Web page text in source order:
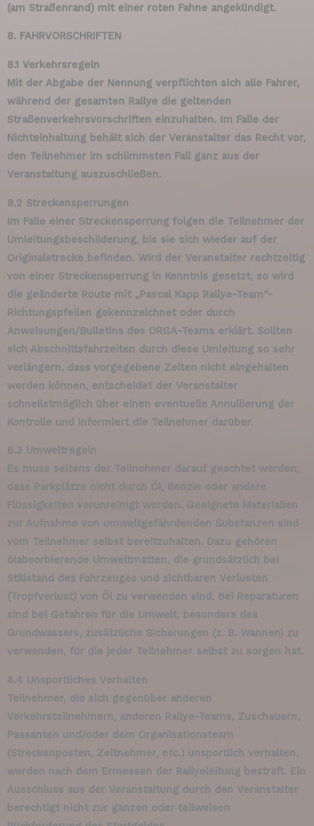
(am Straßenrand) mit einer roten Fahne angekündigt.
8. FAHRVORSCHRIFTEN
8.1 Verkehrsregeln
Mit der Abgabe der Nennung verpflichten sich alle Fahrer,
während der gesamten Rallye die geltenden
Straßenverkehrsvorschriften einzuhalten. Im Falle der
Nichteinhaltung behält sich der Veranstalter das Recht vor,
den Teilnehmer im schlimmsten Fall ganz aus der
Veranstaltung auszuschließen.
8.2 Streckensperrungen
Im Falle einer Streckensperrung folgen die Teilnehmer der
Umleitungsbeschilderung, bis sie sich wieder auf der
Originalstrecke befinden. Wird der Veranstalter rechtzeitig
von einer Streckensperrung in Kenntnis gesetzt, so wird
die geänderte Route mit „Pascal Kapp Rallye-Team“-
Richtungspfeilen gekennzeichnet oder durch
Anweisungen/Bulletins des ORGA-Teams erklärt. Sollten
sich Abschnittsfahrzeiten durch diese Umleitung so sehr
verlängern, dass vorgegebene Zeiten nicht eingehalten
werden können, entscheidet der Veranstalter
schnellstmöglich über einen eventuelle Annullierung der
Kontrolle und informiert die Teilnehmer darüber.
8.3 Umweltregeln
Es muss seitens der Teilnehmer darauf geachtet werden,
dass Parkplätze nicht durch Öl, Benzin oder andere
Flüssigkeiten verunreinigt werden. Geeignete Materialien
zur Aufnahme von umweltgefährdenden Substanzen sind
vom Teilnehmer selbst bereitzuhalten. Dazu gehören
ölabsorbierende Umweltmatten, die grundsätzlich bei
Stillstand des Fahrzeuges und sichtbaren Verlusten
(Tropfverlust) von Öl zu verwenden sind. Bei Reparaturen
sind bei Gefahren für die Umwelt, besonders des
Grundwassers, zusätzliche Sicherungen (z. B. Wannen) zu
verwenden, für die jeder Teilnehmer selbst zu sorgen hat.
8.4 Unsportliches Verhalten
Teilnehmer, die sich gegenüber anderen
Verkehrsteilnehmern, anderen Rallye-Teams, Zuschauern,
Passanten und/oder dem Organisationsteam
(Streckenposten, Zeitnehmer, etc.) unsportlich verhalten,
werden nach dem Ermessen der Rallyeleitung bestraft. Ein
Ausschluss aus der Veranstaltung durch den Veranstalter
berechtigt nicht zur ganzen oder teilweisen